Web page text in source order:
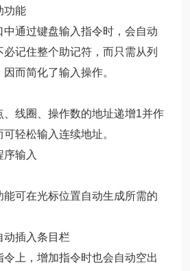
功能
中通过键盘输入指令时，会自动
记住整个助记符，而只需从列
而简化了输入操作。
、线圈、操作数的地址递增1并作
轻松输入连续地址。
序输入
能可在光标位置自动生成所需的
动插入条目栏
令上，增加指令时也会自动空出